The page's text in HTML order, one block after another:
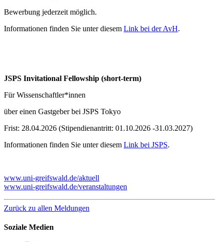
Bewerbung jederzeit möglich.
Informationen finden Sie unter diesem Link bei der AvH.
JSPS Invitational Fellowship (short-term)
Für Wissenschaftler*innen
über einen Gastgeber bei JSPS Tokyo
Frist: 28.04.2026 (Stipendienantritt: 01.10.2026 -31.03.2027)
Informationen finden Sie unter diesem Link bei JSPS.
www.uni-greifswald.de/aktuell
www.uni-greifswald.de/veranstaltungen
Zurück zu allen Meldungen
Soziale Medien